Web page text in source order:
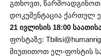
გთხოვთ,
დოკუმენტაცია ქართულ
21 ივლისის 18:00
ფოსტაზე:
მიუთითოთ ელ-ფოსტის